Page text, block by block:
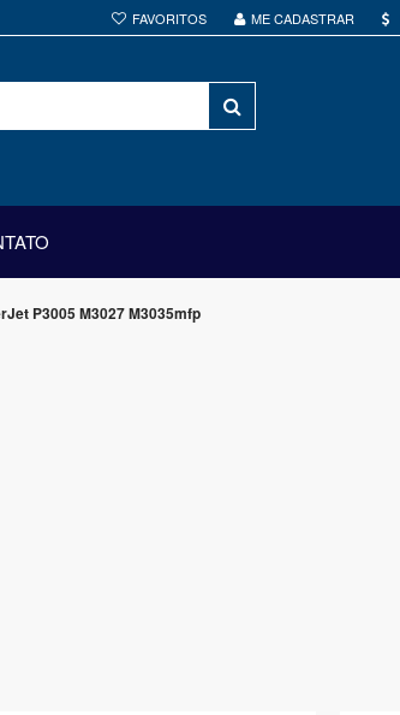
FAVORITOS ME CADASTRAR
P3005 M3027 M3035mfp